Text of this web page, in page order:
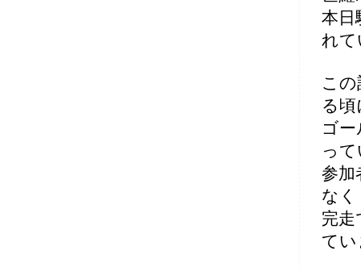
本日
れて
こ
る
ゴ
っ
参加
なく
完走
て